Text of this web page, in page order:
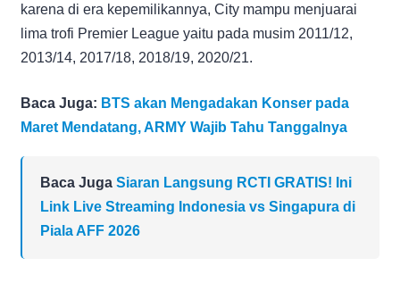
karena di era kepemilikannya, City mampu menjuarai
lima trofi Premier League yaitu pada musim 2011/12,
2013/14, 2017/18, 2018/19, 2020/21.
Baca Juga: BTS akan Mengadakan Konser pada
Maret Mendatang, ARMY Wajib Tahu Tanggalnya
Baca Juga Siaran Langsung RCTI GRATIS! Ini
Link Live Streaming Indonesia vs Singapura di
Piala AFF 2026